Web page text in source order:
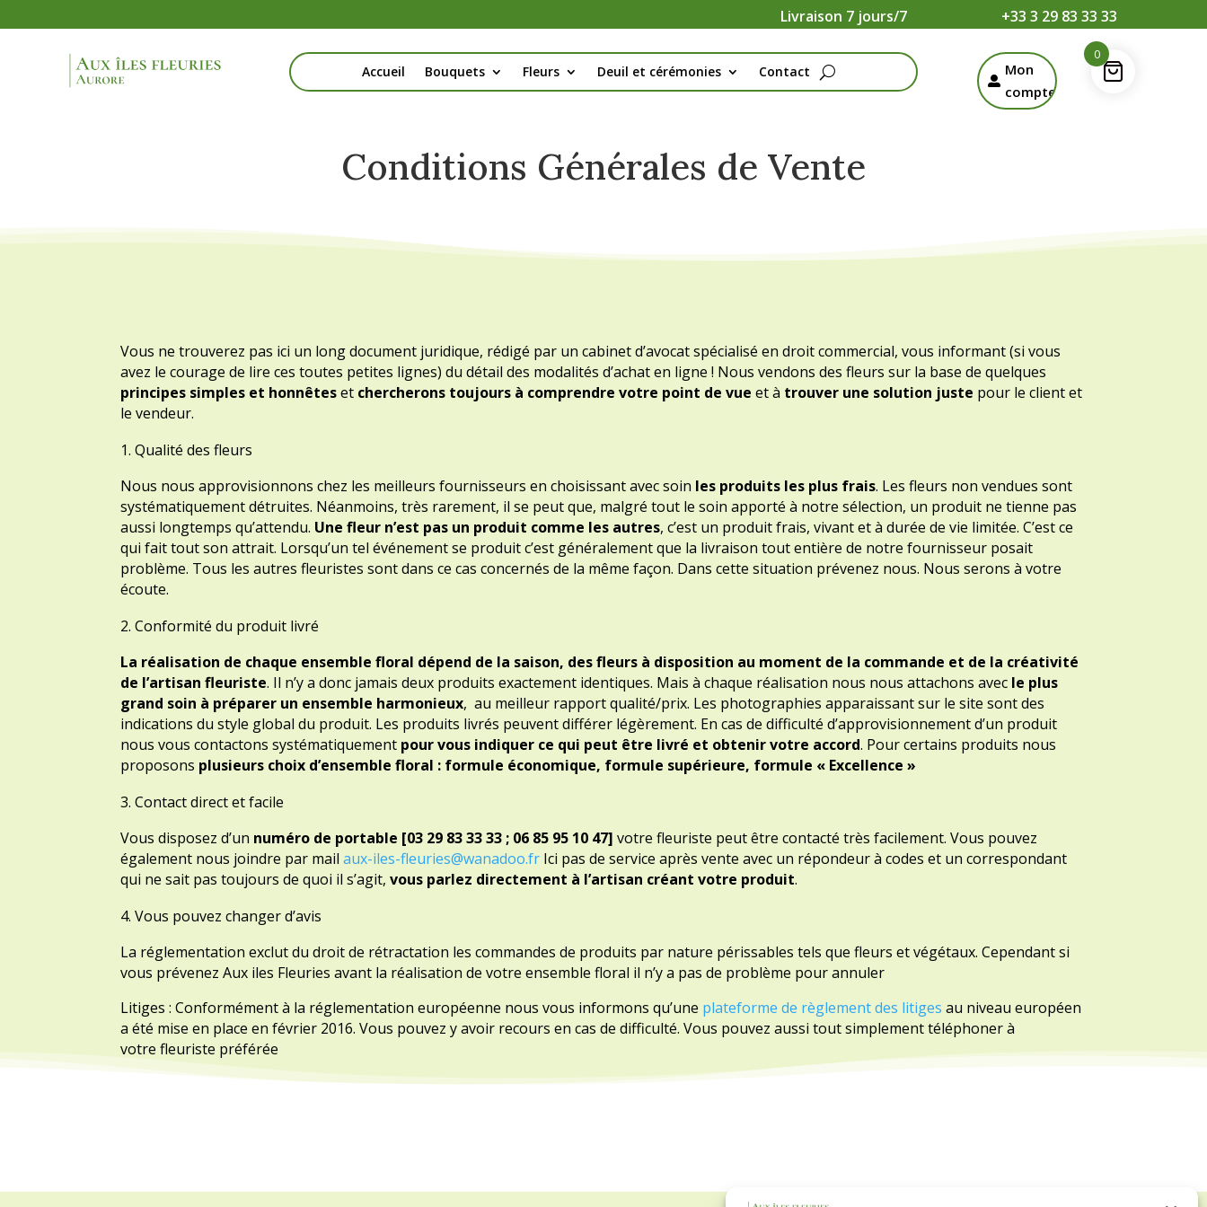
Livraison 7 jours/7 +33 3 29 83 33 33
Accueil Bouquets Fleurs Deuil et cérémonies Contact

Mon
compte
Conditions Générales de Vente
Vous ne trouverez pas ici un long document juridique, rédigé par un cabinet d’avocat spécialisé en droit commercial, vous informant (si vous
avez le courage de lire ces toutes petites lignes) du détail des modalités d’achat en ligne ! Nous vendons des fleurs sur la base de quelques
principes simples et honnêteset chercherons toujours à comprendre votre point de vue et à trouver une solution juste pour le client et
le vendeur.
Qualité des fleurs
Nous nous approvisionnons chez les meilleurs fournisseurs en choisissant avec soin les produits les plus frais. Les fleurs non vendues sont
systématiquement détruites. Néanmoins, très rarement, il se peut que, malgré tout le soin apporté à notre sélection, un produit ne tienne pas
aussi longtemps qu’attendu. Une fleur n’est pas un produit comme les autres, c’est un produit frais, vivant et à durée de vie limitée. C’est ce
qui fait tout son attrait. Lorsqu’un tel événement se produit c’est généralement que la livraison tout entière de notre fournisseur posait
problème. Tous les autres fleuristes sont dans ce cas concernés de la même façon. Dans cette situation prévenez nous. Nous serons à votre
écoute.
Conformité du produit livré
La réalisation de chaque ensemble floral dépend de la saison, des fleurs à disposition au moment de la commande et de la créativité
de l’artisan fleuriste. Il n’y a donc jamais deux produits exactement identiques. Mais à chaque réalisation nous nous attachons avec le plus
grand soin à préparer un ensemble harmonieux, au meilleur rapport qualité/prix. Les photographies apparaissant sur le site sont des
indications du style global du produit. Les produits livrés peuvent différer légèrement. En cas de difficulté d’approvisionnement d’un produit
nous vous contactons systématiquement pour vous indiquer ce qui peut être livré et obtenir votre accord. Pour certains produits nous
proposons plusieurs choix d’ensemble floral : formule économique, formule supérieure, formule « Excellence »
Contact direct et facile
Vous disposez d’un numéro de portable [03 29 83 33 33 ; 06 85 95 10 47] votre fleuriste peut être contacté très facilement. Vous pouvez
également nous joindre par mailaux-iles-fleuries@wanadoo.fr Ici pas de service après vente avec un répondeur à codes et un correspondant
qui ne sait pas toujours de quoi il s’agit,vous parlez directement à l’artisan créant votre produit.
Vous pouvez changer d’avis
La réglementation exclut du droit de rétractation les commandes de produits par nature périssables tels que fleurs et végétaux. Cependant si
vous prévenez Aux iles Fleuries avant la réalisation de votre ensemble floral il n’y a pas de problème pour annuler
Litiges : Conformément à la réglementation européenne nous vous informons qu’une plateforme de règlement des litiges au niveau européen
a été mise en place en février 2016. Vous pouvez y avoir recours en cas de difficulté. Vous pouvez aussi tout simplement téléphoner à
votre fleuriste préférée
0